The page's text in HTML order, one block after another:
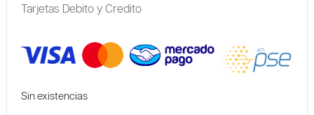
Tarjetas Debito y Credito
Sin existencias